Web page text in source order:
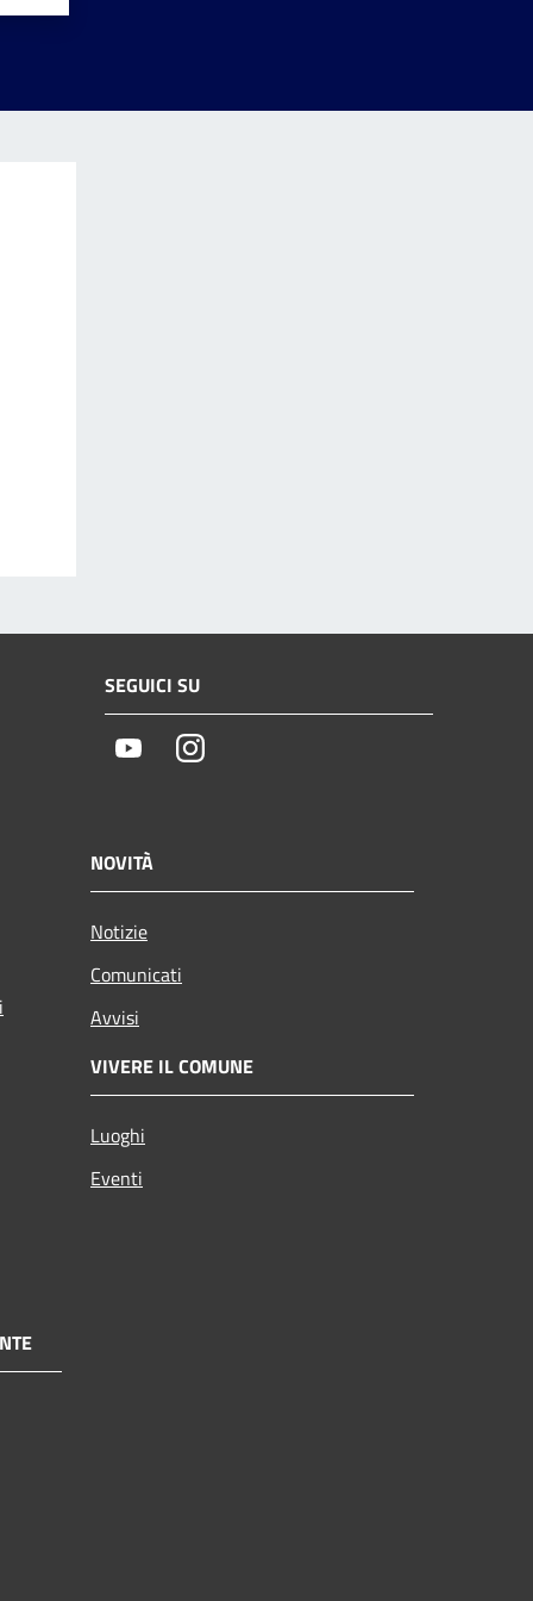
SEGUICI SU
YoutubeInstagram
NOVITÀ
Notizie
Comunicati
Avvisi
VIVERE IL COMUNE
Luoghi
Eventi